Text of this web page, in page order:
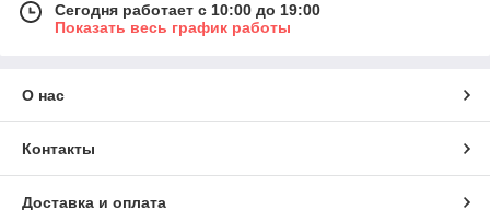
Сегодня работает с 10:00 до 19:00
Показать весь график работы
О нас
Контакты
Доставка и оплата